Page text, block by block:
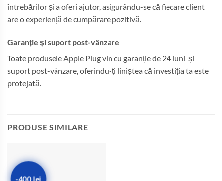
întrebărilor și a oferi ajutor, asigurându-se că fiecare client
are o experiență de cumpărare pozitivă.
Garanție și suport post-vânzare
Toate produsele Apple Plug vin cu garanție de 24 luni și
suport post-vânzare, oferindu-ți liniștea că investiția ta este
protejată.
PRODUSE SIMILARE
-400 lei